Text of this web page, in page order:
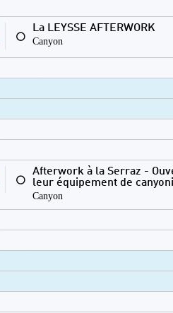
⚪
La LEYSSE AFTERWORK
Canyon
⚪
Afterwork à la Serraz -
leur équipement de
Canyon